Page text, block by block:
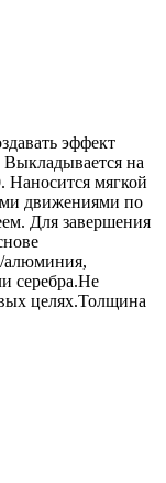
эффект
Выкладывается на
Наносится мягкой
движениями по
Для завершения
алюминия,
серебра.Не
целях.Толщина